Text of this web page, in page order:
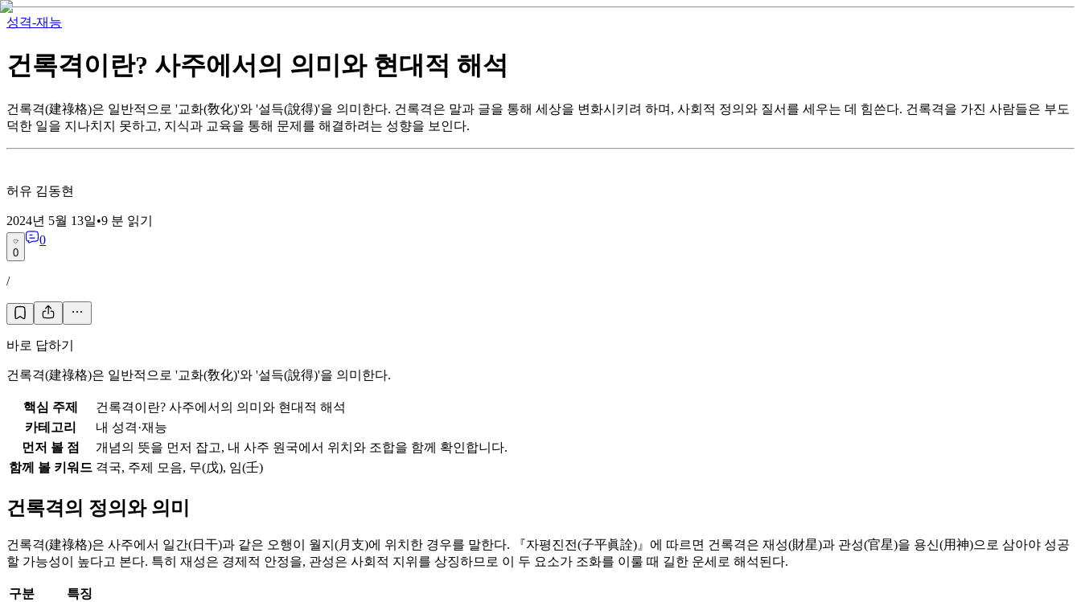
성격-재능
건록격이란? 사주에서의 의미와 현대적 해석
건록격(建祿格)은 일반적으로 '교화(敎化)'와 '설득(說得)'을 의미한다. 건록격은 말과 글을 통해 세상을 변화시키려 하며, 사회적 정의와 질서를 세우는 데 힘쓴다. 건록격을 가진 사람들은 부도
덕한 일을 지나치지 못하고, 지식과 교육을 통해 문제를 해결하려는 성향을 보인다.
허유 김동현
2024년 5월 13일•9 분 읽기
0
0
/
바로 답하기
건록격(建祿格)은 일반적으로 '교화(敎化)'와 '설득(說得)'을 의미한다.
핵심 주제
건록격이란? 사주에서의 의미와 현대적 해석
카테고리
내 성격·재능
먼저 볼 점
개념의 뜻을 먼저 잡고, 내 사주 원국에서 위치와 조합을 함께 확인합니다.
함께 볼 키워드 격국, 주제 모음, 무(戊), 임(壬)
건록격의 정의와 의미
건록격(建祿格)은 사주에서 일간(日干)과 같은 오행이 월지(月支)에 위치한 경우를 말한다. 『자평진전(子平眞詮)』에 따르면 건록격은 재성(財星)과 관성(官星)을 용신(用神)으로 삼아야 성공
할 가능성이 높다고 본다. 특히 재성은 경제적 안정을, 관성은 사회적 지위를 상징하므로 이 두 요소가 조화를 이룰 때 길한 운세로 해석된다.
구분
특징